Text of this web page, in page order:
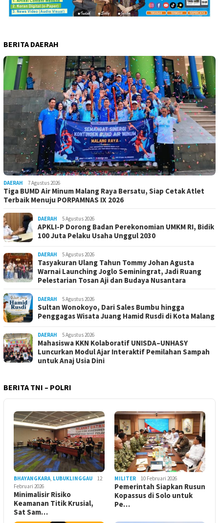
BERITA DAERAH
DAERAH 7 Agustus 2026
Tiga BUMD Air Minum Malang Raya Bersatu, Siap Cetak Atlet
Terbaik Menuju PORPAMNAS IX 2026
DAERAH 5 Agustus 2026
APKLI-P Dorong Badan Perekonomian UMKM RI, Bidik
100 Juta Pelaku Usaha Unggul 2030
DAERAH 5 Agustus 2026
Tasyakuran Ulang Tahun Tommy Johan Agusta
Warnai Launching Joglo Seminingrat, Jadi Ruang
Pelestarian Tosan Aji dan Budaya Nusantara
DAERAH 5 Agustus 2026
Sultan Wonokoyo, Dari Sales Bumbu hingga
Penggagas Wisata Juang Hamid Rusdi di Kota Malang
DAERAH 5 Agustus 2026
Mahasiswa KKN Kolaboratif UNISDA–UNHASY
Luncurkan Modul Ajar Interaktif Pemilahan Sampah
untuk Anaj Usia Dini
BERITA TNI – POLRI
BHAYANGKARA LUBUKLINGGAU
12
Februari 2026
Minimalisir Risiko
Keamanan Titik Krusial,
Sat Sam…
MILITER 10 Februari 2026
Pemerintah Siapkan Rusun
Kopassus di Solo untuk
Pe…